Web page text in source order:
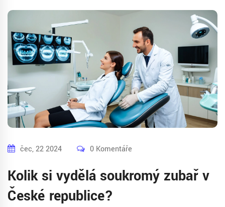
čec, 22 2024 0 Komentáře
Kolik si vydělá soukromý zubař v
České republice?